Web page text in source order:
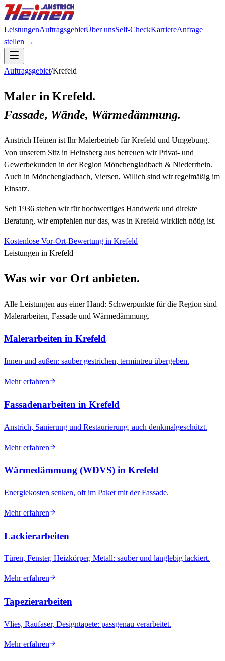
LeistungenAuftragsgebietÜber unsSelf-CheckKarriereAnfrage
stellen →
Auftragsgebiet/Krefeld
Maler in Krefeld.
Fassade, Wände, Wärmedämmung.
Anstrich Heinen ist Ihr Malerbetrieb fürKrefeld und Umgebung.
Von unserem Sitz in Heinsberg aus betreuen wir Privat- und
Gewerbekunden in der Region Mönchengladbach & Niederrhein.
Auch in Mönchengladbach, Viersen, Willich sind wir regelmäßig im
Einsatz.
Seit 1936 stehen wir für hochwertiges Handwerk und direkte
Beratung, wir empfehlen nur das, was in Krefeld wirklich nötig ist.
Kostenlose Vor-Ort-Bewertung in Krefeld
Leistungen in Krefeld
Was wir vor Ort anbieten.
Alle Leistungen aus einer Hand: Schwerpunkte für die Region sind
Malerarbeiten, Fassade und Wärmedämmung.
Malerarbeiten in Krefeld
Innen und außen: sauber gestrichen, termintreu übergeben.
Mehr erfahren
Fassadenarbeiten in Krefeld
Anstrich, Sanierung und Restaurierung, auch denkmalgeschützt.
Mehr erfahren
Wärmedämmung (WDVS) in Krefeld
Energiekosten senken, oft im Paket mit der Fassade.
Mehr erfahren
Lackierarbeiten
Türen, Fenster, Heizkörper, Metall: sauber und langlebig lackiert.
Mehr erfahren
Tapezierarbeiten
Vlies, Raufaser, Designtapete: passgenau verarbeitet.
Mehr erfahren